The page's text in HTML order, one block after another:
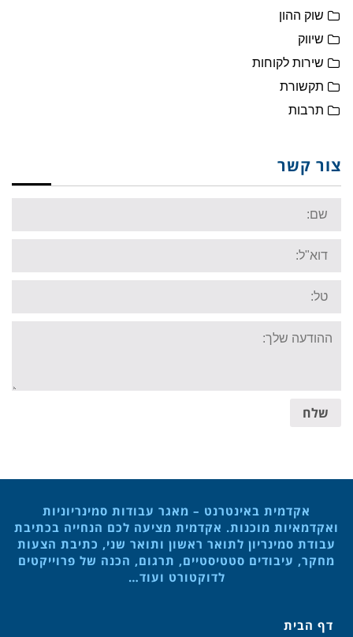
שוק ההון
שיווק
שירות לקוחות
תקשורת
תרבות
צור קשר
Name:
Email:
Tel:
Your
message:
שלח
אקדמית באינטרנט – מאגר עבודות סמינריוניות
ואקדמאיות מוכנות. אקדמית מציעה לכם הנחייה בכתיבת
עבודת סמינריון לתואר ראשון ותואר שני, כתיבת הצעות
מחקר, עיבודים סטטיסטיים, תרגום, הכנה של פרוייקטים
לדוקטורט ועוד…
דף הבית